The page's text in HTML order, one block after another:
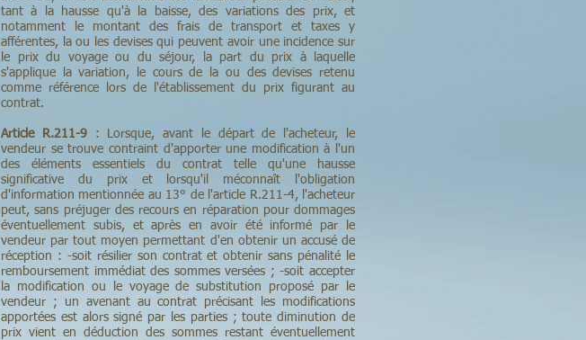
tant à la hausse qu'à la baisse, des variations des prix, et
notamment le montant des frais de transport et taxes y
afférentes, la ou les devises qui peuvent avoir une incidence sur
le prix du voyage ou du séjour, la part du prix à laquelle
s'applique la variation, le cours de la ou des devises retenu
comme référence lors de l'établissement du prix figurant au
contrat.
Article R.211-9
: Lorsque, avant le départ de l'acheteur, le
vendeur se trouve contraint d'apporter une modification à l'un
des éléments essentiels du contrat telle qu'une hausse
significative du prix et lorsqu'il méconnaît l'obligation
d'information mentionnée au 13° de l'article R.211-4, l'acheteur
peut, sans préjuger des recours en réparation pour dommages
éventuellement subis, et après en avoir été informé par le
vendeur par tout moyen permettant d'en obtenir un accusé de
réception : -soit résilier son contrat et obtenir sans pénalité le
remboursement immédiat des sommes versées ; -soit accepter
la modification ou le voyage de substitution proposé par le
vendeur ; un avenant au contrat précisant les modifications
apportées est alors signé par les parties ; toute diminution de
prix vient en déduction des sommes restant éventuellement